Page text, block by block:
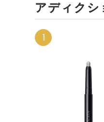
アディク
1